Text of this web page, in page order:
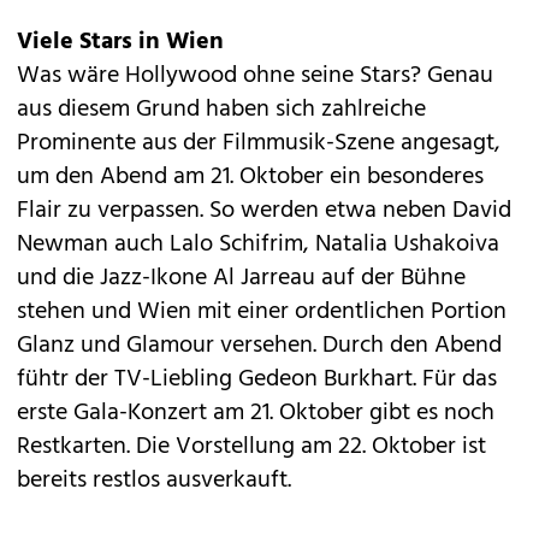
Viele Stars in Wien
Was wäre Hollywood ohne seine Stars? Genau
aus diesem Grund haben sich zahlreiche
Prominente aus der Filmmusik-Szene angesagt,
um den Abend am 21. Oktober ein besonderes
Flair zu verpassen. So werden etwa neben David
Newman auch Lalo Schifrim, Natalia Ushakoiva
und die Jazz-Ikone Al Jarreau auf der Bühne
stehen und Wien mit einer ordentlichen Portion
Glanz und Glamour versehen. Durch den Abend
fühtr der TV-Liebling Gedeon Burkhart. Für das
erste Gala-Konzert am 21. Oktober gibt es noch
Restkarten. Die Vorstellung am 22. Oktober ist
bereits restlos ausverkauft.